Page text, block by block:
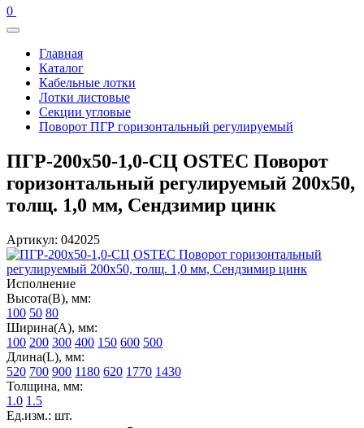
0
Главная
Каталог
Кабельные лотки
Лотки листовые
Секции угловые
Поворот ПГР горизонтальный регулируемый
ПГР-200х50-1,0-СЦ OSTEC Поворот
горизонтальный регулируемый 200х50,
толщ. 1,0 мм, Сендзимир цинк
Артикул: 042025
Исполнение
Высота(В), мм:
100 50 80
Ширина(А), мм:
100 200 300 400 150 600 500
Длина(L), мм:
520 700 900 1180 620 1770 1430
Толщина, мм:
1.0 1.5
Ед.изм.: шт.